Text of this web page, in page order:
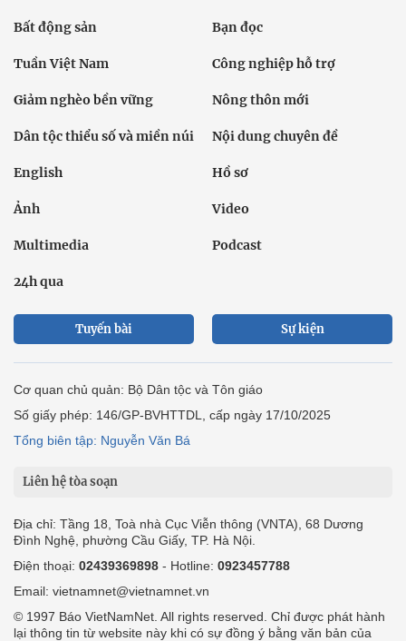
Bất động sản Bạn đọc
Tuần Việt Nam Công nghiệp hỗ trợ
Giảm nghèo bền vững Nông thôn mới
Dân tộc thiểu số và miền núi Nội dung chuyên đề
English Hồ sơ
Ảnh Video
Multimedia Podcast
24h qua
Tuyến bài Sự kiện
Cơ quan chủ quản: Bộ Dân tộc và Tôn giáo
Số giấy phép: 146/GP-BVHTTDL, cấp ngày 17/10/2025
Tổng biên tập: Nguyễn Văn Bá
Liên hệ tòa soạn
Địa chỉ: Tầng 18, Toà nhà Cục Viễn thông (VNTA), 68 Dương
Đình Nghệ, phường Cầu Giấy, TP. Hà Nội.
Điện thoại: 02439369898 - Hotline: 0923457788
Email: vietnamnet@vietnamnet.vn
© 1997 Báo VietNamNet. All rights reserved. Chỉ được phát hành
lại thông tin từ website này khi có sự đồng ý bằng văn bản của